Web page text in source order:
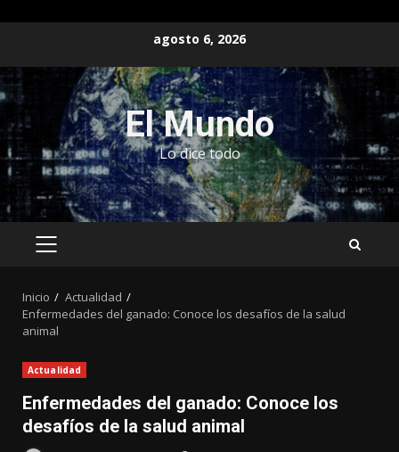
contenido
agosto 6, 2026
El Mundo
Lo dice todo
MENÚ
Inicio
Actualidad
Enfermedades del ganado: Conoce los desafíos de la salud
animal
Actualidad
Enfermedades del ganado: Conoce los
desafíos de la salud animal